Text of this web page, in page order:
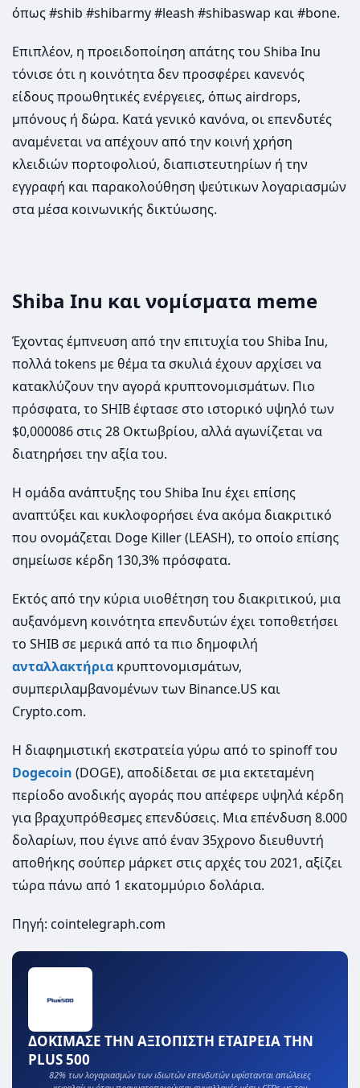
όπως #shib #shibarmy #leash #shibaswap και #bone.
Επιπλέον, η προειδοποίηση απάτης του Shiba Inu
τόνισε ότι η κοινότητα δεν προσφέρει κανενός
είδους προωθητικές ενέργειες, όπως airdrops,
μπόνους ή δώρα. Κατά γενικό κανόνα, οι επενδυτές
αναμένεται να απέχουν από την κοινή χρήση
κλειδιών πορτοφολιού, διαπιστευτηρίων ή την
εγγραφή και παρακολούθηση ψεύτικων λογαριασμών
στα μέσα κοινωνικής δικτύωσης.
Shiba Inu και νομίσματα meme
Έχοντας έμπνευση από την επιτυχία του Shiba Inu,
πολλά tokens με θέμα τα σκυλιά έχουν αρχίσει να
κατακλύζουν την αγορά κρυπτoνομισμάτων. Πιο
πρόσφατα, το SHIB έφτασε στο ιστορικό υψηλό των
$0,000086 στις 28 Οκτωβρίου, αλλά αγωνίζεται να
διατηρήσει την αξία του.
Η ομάδα ανάπτυξης του Shiba Inu έχει επίσης
αναπτύξει και κυκλοφορήσει ένα ακόμα διακριτικό
που ονομάζεται Doge Killer (LEASH), το οποίο επίσης
σημείωσε κέρδη 130,3% πρόσφατα.
Εκτός από την κύρια υιοθέτηση του διακριτικού, μια
αυξανόμενη κοινότητα επενδυτών έχει τοποθετήσει
το SHIB σε μερικά από τα πιο δημοφιλή
ανταλλακτήρια κρυπτονομισμάτων,
συμπεριλαμβανομένων των Binance.US και
Crypto.com.
Η διαφημιστική εκστρατεία γύρω από το spinoff του
Dogecoin (DOGE), αποδίδεται σε μια εκτεταμένη
περίοδο ανοδικής αγοράς που απέφερε υψηλά κέρδη
για βραχυπρόθεσμες επενδύσεις. Μια επένδυση 8.000
δολαρίων, που έγινε από έναν 35χρονο διευθυντή
αποθήκης σούπερ μάρκετ στις αρχές του 2021, αξίζει
τώρα πάνω από 1 εκατομμύριο δολάρια.
Πηγή: cointelegraph.com
ΔΟΚΙΜΑΣΕ ΤΗΝ ΑΞΙΟΠΙΣΤΗ ΕΤΑΙΡΕΙΑ ΤΗΝ
PLUS 500
82% των λογαριασμών των ιδιωτών επενδυτών υφίστανται απώλειες